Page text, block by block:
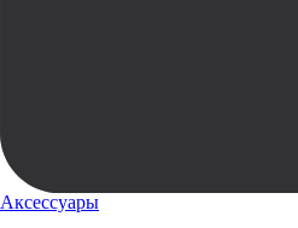
Аксессуары